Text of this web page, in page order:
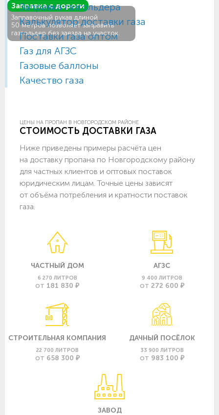
Заправка с дороги
Заправочный рукав длиной
50 метров позволяет заправить
газгольдер без заезда на участок.
Заправка газгольдера
Калькулятор доставки газа
Поставки газа оптом
Газ для АГЗС
Газовые баллоны
Качество газа
ЦЕНЫ НА ПРОПАН В НОВГОРОДСКОМ РАЙОНЕ
СТОИМОСТЬ ДОСТАВКИ ГАЗА
Ниже приведены примеры расчёта цен
на доставку пропана по Новгородскому району
для частных клиентов и оптовых поставок
юридическим лицам. Точные цены зависят
от объёма потребления и кратности поставок
газа.
ЧАСТНЫЙ ДОМ
6 270 ЛИТРОВ
ОТ 181 830 ₽
АГЗС
9 400 ЛИТРОВ
ОТ 272 600 ₽
СТРОИТЕЛЬНАЯ КОМПАНИЯ
22 700 ЛИТРОВ
ОТ 658 300 ₽
ДАЧНЫЙ ПОСЁЛОК
33 900 ЛИТРОВ
ОТ 983 100 ₽
ЗАВОД